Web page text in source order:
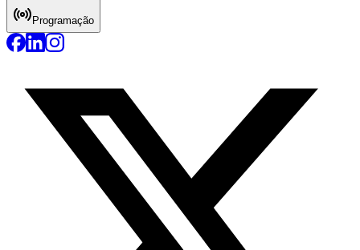
Programação